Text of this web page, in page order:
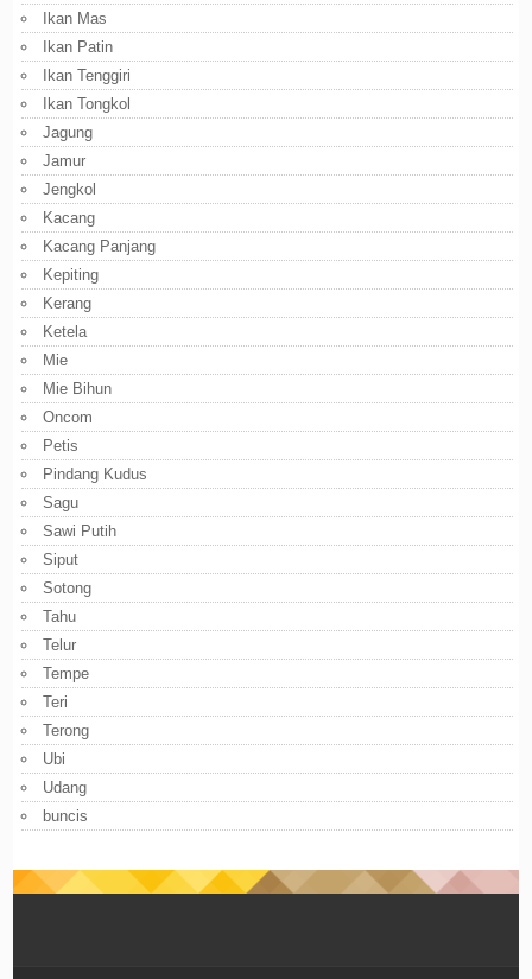
Ikan Mas
Ikan Patin
Ikan Tenggiri
Ikan Tongkol
Jagung
Jamur
Jengkol
Kacang
Kacang Panjang
Kepiting
Kerang
Ketela
Mie
Mie Bihun
Oncom
Petis
Pindang Kudus
Sagu
Sawi Putih
Siput
Sotong
Tahu
Telur
Tempe
Teri
Terong
Ubi
Udang
buncis